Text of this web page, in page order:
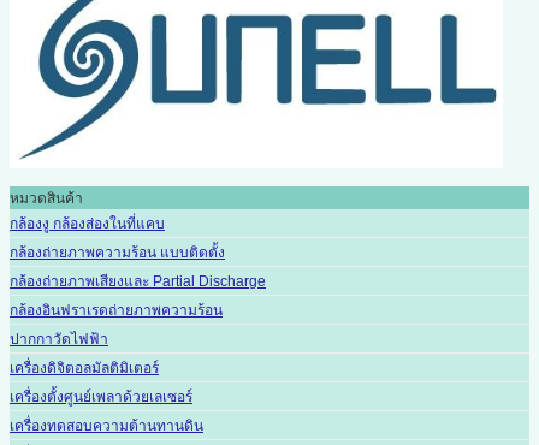
หมวดสินค้า
กล้องงู กล้องส่องในที่แคบ
กล้องถ่ายภาพความร้อน แบบติดตั้ง
กล้องถ่ายภาพเสียงและ Partial Discharge
กล้องอินฟราเรดถ่ายภาพความร้อน
ปากกาวัดไฟฟ้า
เครื่องดิจิตอลมัลติมิเตอร์
เครื่องตั้งศูนย์เพลาด้วยเลเซอร์
เครื่องทดสอบความต้านทานดิน